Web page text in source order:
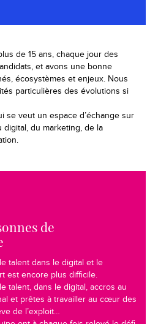
de 15 ans, chaque jour des
et avons une bonne
écosystèmes et enjeux. Nous
particulières des évolutions si
se veut un espace d’échange sur
digital, du marketing, de la
de
talent dans le digital et le
est encore plus difficile.
talent, dans le digital, accros au
et prêtes à travailler au cœur des
de l’exploit…